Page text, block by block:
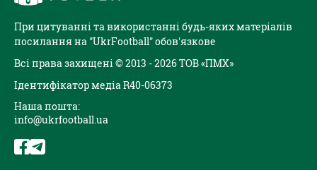
При цитуванні та використанні будь-яких матеріалів
посилання на "UkrFootball" обов'язкове
Всі права захищені © 2013 - 2026 ТОВ «ПМХ»
Ідентифікатор медіа R40-06373
Наша пошта:
info@ukrfootball.ua